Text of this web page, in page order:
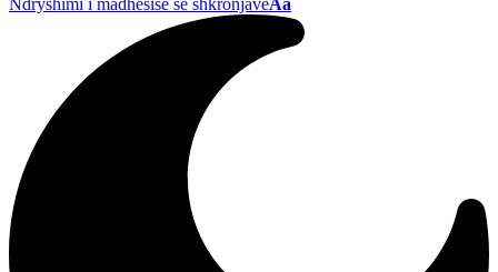
Ndryshimi i madhësisë së shkronjaveAa